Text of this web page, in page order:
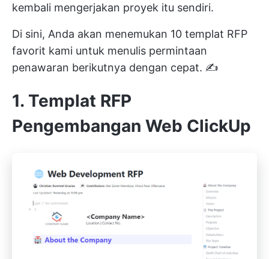
kembali mengerjakan proyek itu sendiri.
Di sini, Anda akan menemukan 10 templat RFP
favorit kami untuk menulis permintaan
penawaran berikutnya dengan cepat. ✍️
1. Templat RFP
Pengembangan Web ClickUp